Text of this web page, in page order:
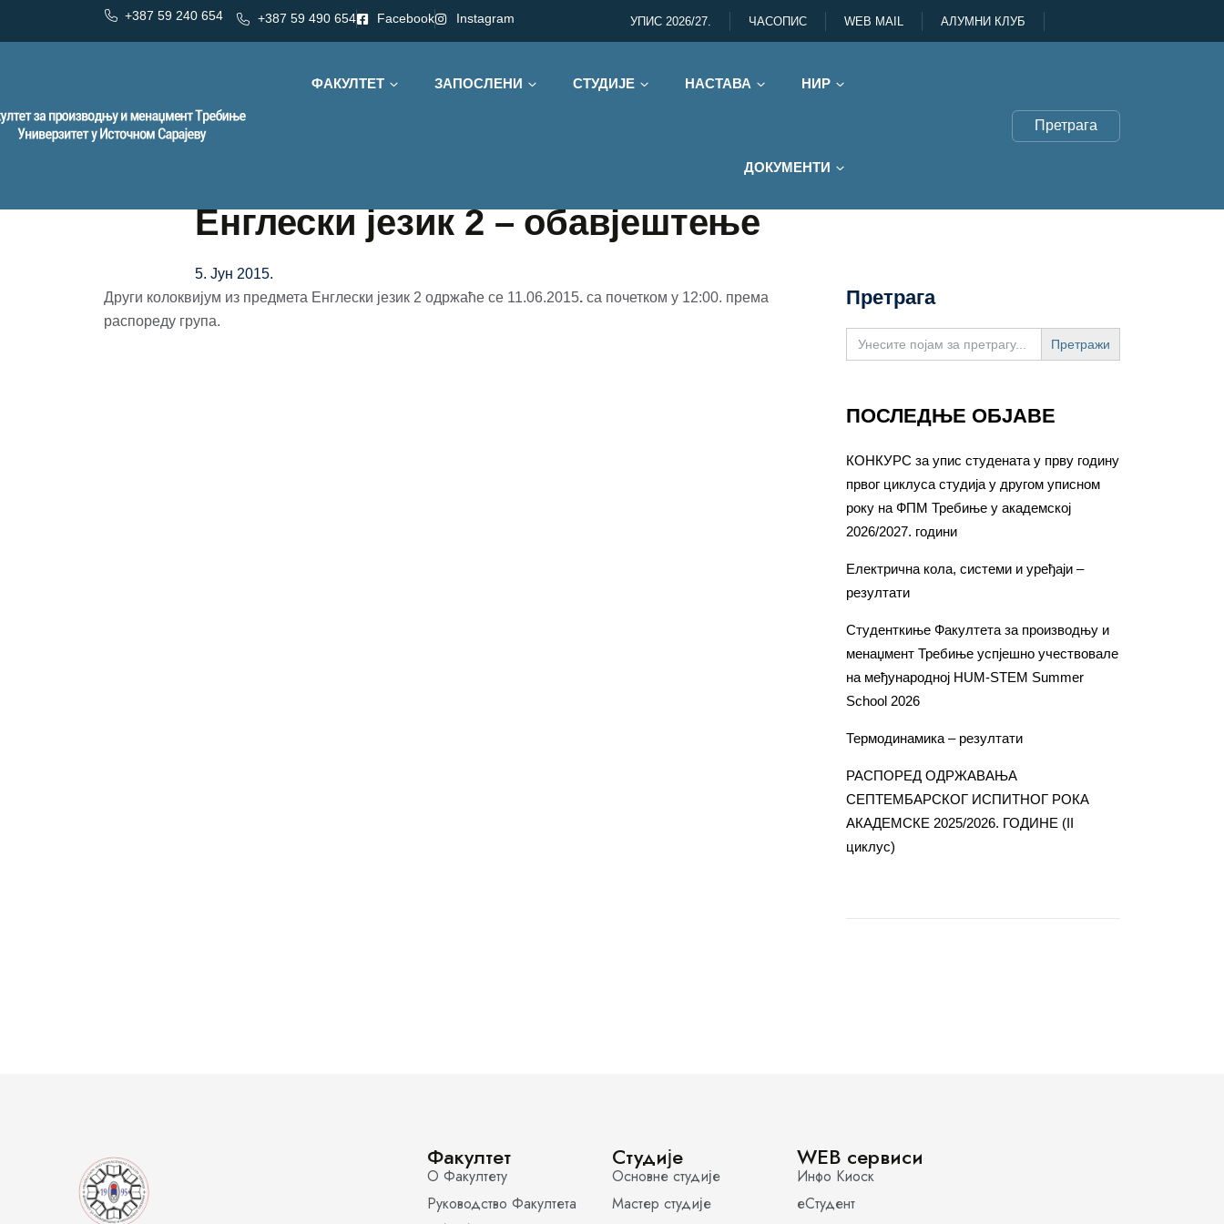
+387 59 240 654 +387 59 490 654 Facebook Instagram УПИС 2026/27. ЧАСОПИС WEB MAIL АЛУМНИ КЛУБ
ФАКУЛТЕТ ЗАПОСЛЕНИ СТУДИЈЕ НАСТАВА НИР
ДОКУМЕНТИ
Претрага
Енглески језик 2 – обавјештење
5. Јун 2015.
Други колоквијум из предмета Енглески језик 2 одржаће се 11.06.2015. са почетком у 12:00. према
распореду група.
Претрага
Search
for:
ПОСЛЕДЊЕ ОБЈАВЕ
КОНКУРС за упис студената у прву годину
првог циклуса студија у другом уписном
року на ФПМ Требиње у академској
2026/2027. години
Електрична кола, системи и уређаји –
резултати
Студенткиње Факултета за производњу и
менаџмент Требиње успјешно учествовале
на међународној HUM-STEM Summer
School 2026
Термодинамика – резултати
РАСПОРЕД ОДРЖАВАЊА
СЕПТЕМБАРСКОГ ИСПИТНОГ РОКА
АКАДЕМСКЕ 2025/2026. ГОДИНЕ (II
циклус)
Факултет
О Факултету
Руководство Факултета
Студије
Основне студије
Мастер студије
WEB сервиси
Инфо Киоск
еСтудент